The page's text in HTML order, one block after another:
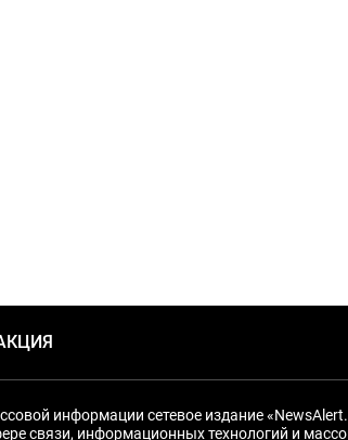
информации сетевое издание
связи, информационных технологий и